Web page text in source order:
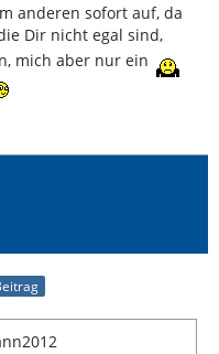
anderen sofort auf, da
Dir nicht egal sind,
mich aber nur ein